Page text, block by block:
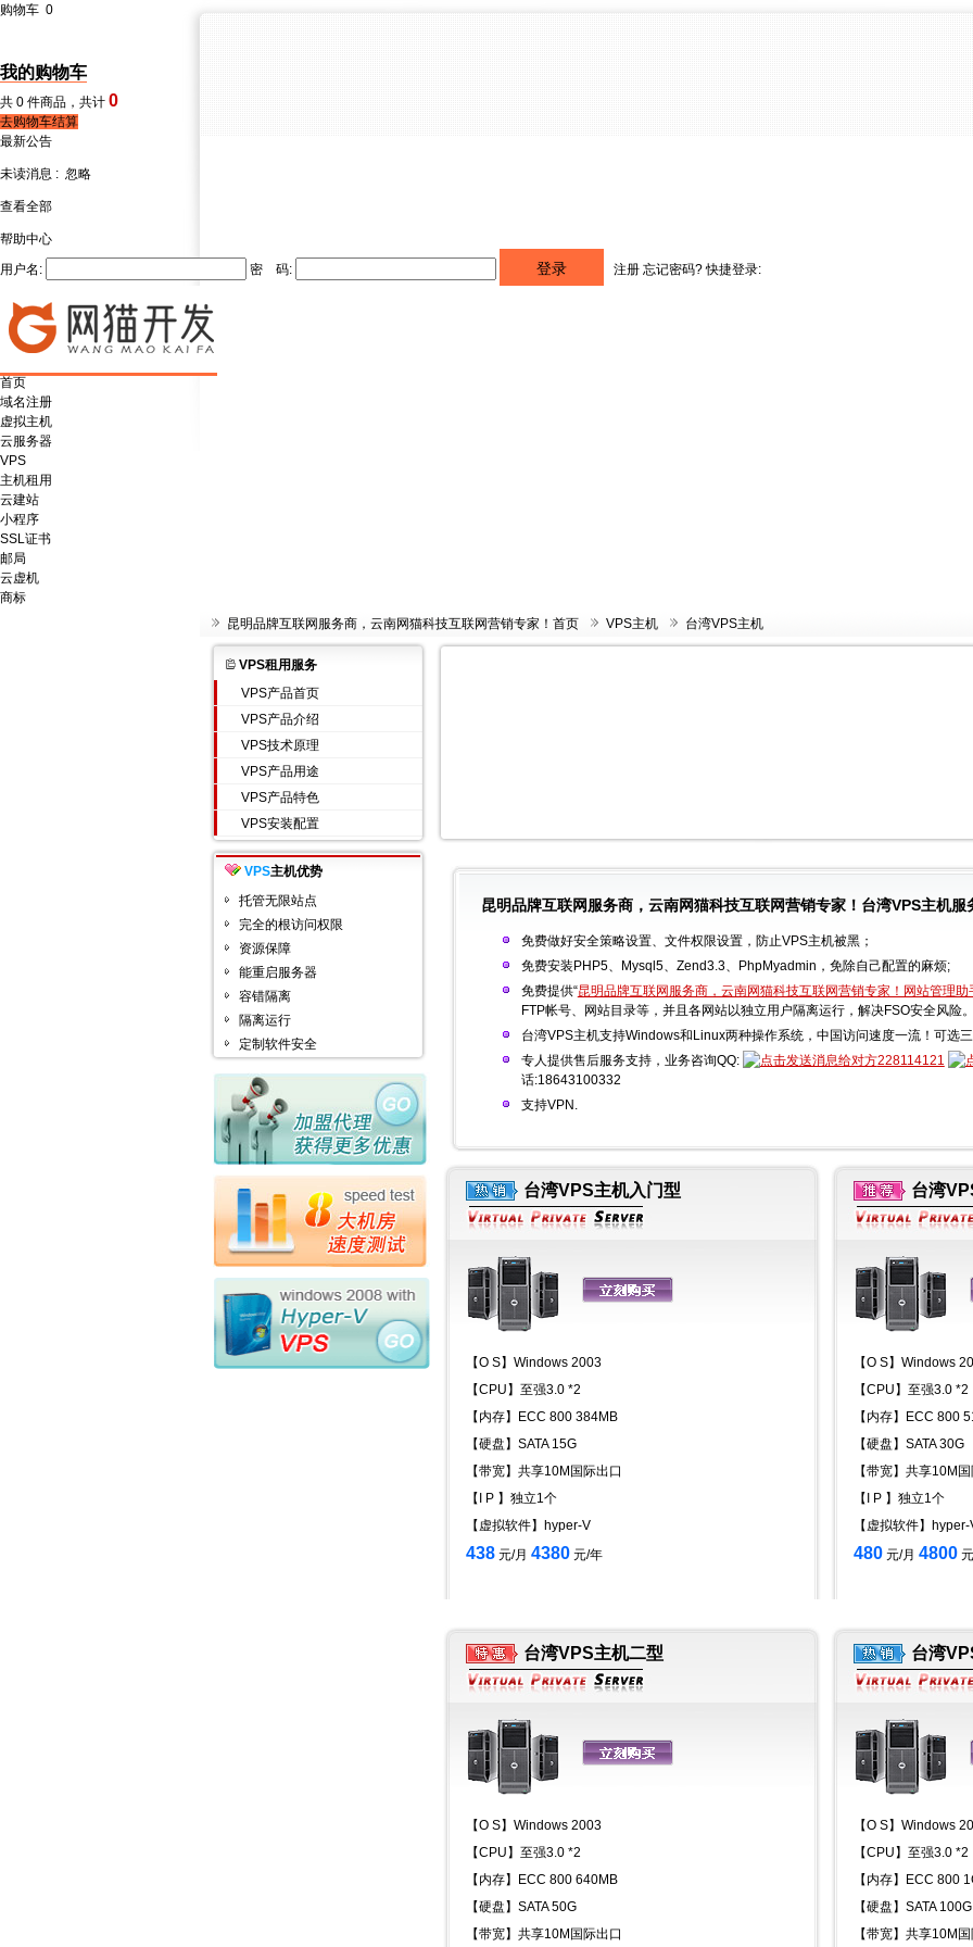
购物车 0
我的购物车
共 0 件商品，共计 0
去购物车结算
最新公告
未读消息 : 忽略
查看全部
帮助中心
用户名:
密 码: 注册 忘记密码? 快捷登录:
首页
域名注册
虚拟主机
云服务器
VPS
主机租用
云建站
小程序
SSL证书
邮局
云虚机
商标
昆明品牌互联网服务商，云南网猫科技互联网营销专家！首页
VPS主机 台湾VPS主机
VPS租用服务
VPS产品首页
VPS产品介绍
VPS技术原理
VPS产品用途
VPS产品特色
VPS安装配置
VPS主机优势
托管无限站点
完全的根访问权限
资源保障
能重启服务器
容错隔离
隔离运行
定制软件安全
昆明品牌互联网服务商，云南网猫科技互联网营销专家！台湾VPS主机服
免费做好安全策略设置、文件权限设置，防止VPS主机被黑；
免费安装PHP5、Mysql5、Zend3.3、PhpMyadmin，免除自己配置的麻烦;
免费提供“昆明品牌互联网服务商，云南网猫科技互联网营销专家！网站管理助
FTP帐号、网站目录等，并且各网站以独立用户隔离运行，解决FSO安全风险
台湾VPS主机支持Windows和Linux两种操作系统，中国访问速度一流！可选
专人提供售后服务支持，业务咨询QQ:
228114121
话:18643100332
支持VPN.
台湾VPS主机入门型
【O S】Windows 2003
【CPU】至强3.0 *2
【内存】ECC 800 384MB
【硬盘】SATA 15G
【带宽】共享10M国际出口
【I P 】独立1个
【虚拟软件】hyper-V
438 元/月 4380 元/年
台湾
【O S】Windows
【CPU】至强3.0 *2
【内存】ECC 800
【硬盘】SATA 30G
【带宽】共享10M
【I P 】独立1个
【虚拟软件】hyper-
480 元/月 4800
台湾VPS主机二型
【O S】Windows 2003
【CPU】至强3.0 *2
【内存】ECC 800 640MB
【硬盘】SATA 50G
【带宽】共享10M国际出口
台湾
【O S】Windows
【CPU】至强3.0 *2
【内存】ECC 800
【硬盘】SATA 100G
【带宽】共享10M